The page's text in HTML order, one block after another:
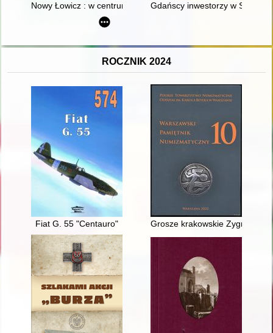
Nowy Łowicz : w centrum poligonu drawskiego od
Gdańscy inwestorzy w
ROCZNIK 2024
Fiat G. 55 "Centauro" Grosze krakowskie Zygmunta